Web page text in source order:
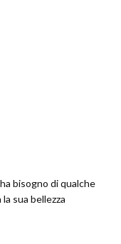
bisogno di qualche
sua bellezza